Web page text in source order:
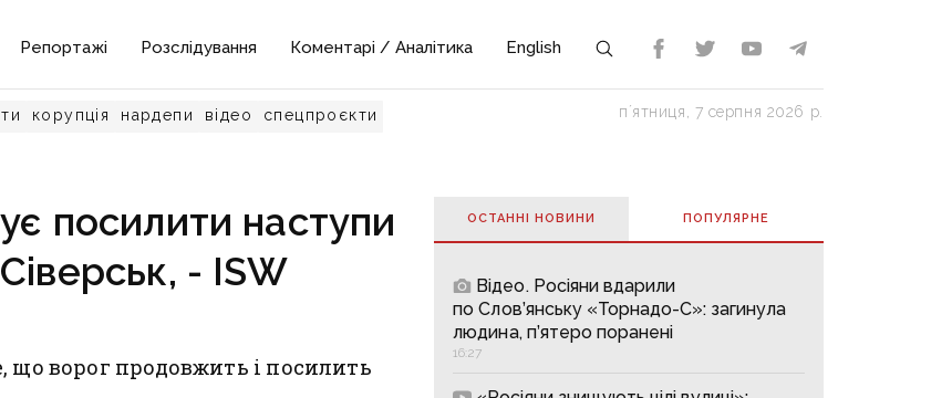
Репортажі Розслідування Коментарі / Аналітика English
корупція нардепи відео спецпроєкти пʼятниця, 7 серпня 2026 р.
посилити наступи
- ISW
що ворог продовжить і посилить
ОСТАННІ НОВИНИ ПОПУЛЯРНE
Відео. Росіяни вдарили
по Слов’янську «Торнадо-С»: загинула
людина, п’ятеро поранені
16:27